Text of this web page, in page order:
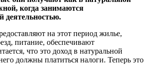
когда занимаются
деятельностью.
на этот период жилье,
питание, обеспечивают
что это доход в натуральной
должны платиться налоги. Теперь это